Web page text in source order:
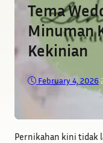
Tema
Minuman
Kekinian
February 4, 2026•
Pernikahan kini tidak